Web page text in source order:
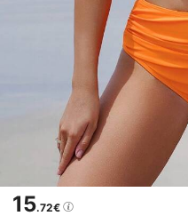
15.72€